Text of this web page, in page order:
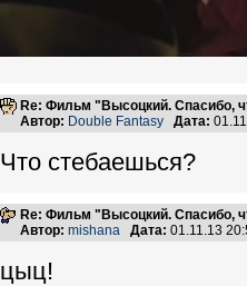
Re: Фильм "Высоцкий. Спасибо,
Автор: Double Fantasy Дата:
Что стебаешься?
Re: Фильм "Высоцкий. Спасибо,
Автор: mishana Дата: 01.11.13
цыц!